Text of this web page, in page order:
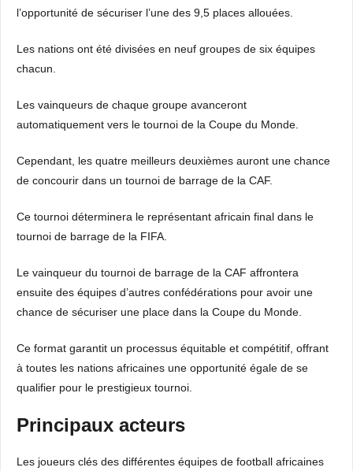
l’opportunité de sécuriser l’une des 9,5 places allouées.
Les nations ont été divisées en neuf groupes de six équipes
chacun.
Les vainqueurs de chaque groupe avanceront
automatiquement vers le tournoi de la Coupe du Monde.
Cependant, les quatre meilleurs deuxièmes auront une chance
de concourir dans un tournoi de barrage de la CAF.
Ce tournoi déterminera le représentant africain final dans le
tournoi de barrage de la FIFA.
Le vainqueur du tournoi de barrage de la CAF affrontera
ensuite des équipes d’autres confédérations pour avoir une
chance de sécuriser une place dans la Coupe du Monde.
Ce format garantit un processus équitable et compétitif, offrant
à toutes les nations africaines une opportunité égale de se
qualifier pour le prestigieux tournoi.
Principaux acteurs
Les joueurs clés des différentes équipes de football africaines